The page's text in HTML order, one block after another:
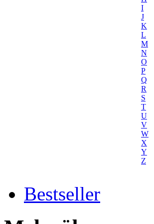
I
J
K
L
M
N
O
P
Q
R
S
T
U
V
W
X
Y
Z
Bestseller